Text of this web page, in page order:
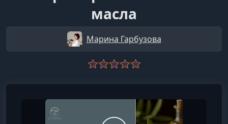
масла
Марина Гарбузова